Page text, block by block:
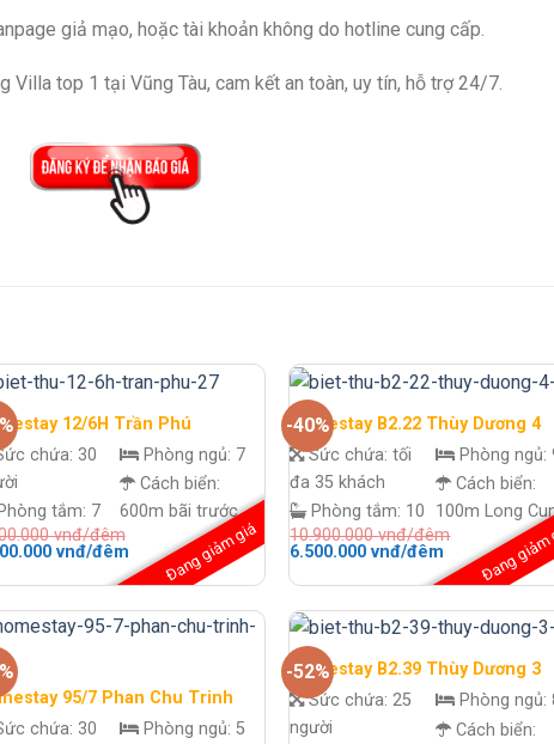
giả mạo, hoặc tài khoản không do hotline cung cấp.
top 1 tại Vũng Tàu, cam kết an toàn, uy tín, hỗ trợ 24/7.
12/6H Trần Phú
chứa: 30
Phòng tắm: 7
Phòng ngủ: 7
Cách biển:
600m bãi trước
Đang giảm giá
vnđ/đêm
vnđ/đêmGiá
hiện
tại
3.900.000 vnđ/
đêm.
-40%
Homestay B2.22 Thùy Dương 4
Sức chứa:tối
đa 35 khách
Phòng tắm: 10
Phòng ngủ:
Cách biển:
100m Long
Đang
10.900.000vnđ/đêm
Giá
là:
đêm.
6.500.000vnđ/đêm
hiện
tại
6.500.000
đêm.
95/7 Phan Chu Trinh
chứa: 30
Phòng ngủ: 5
-52%
Homestay B2.39 Thùy Dương 3
Sức chứa:25
người
Phòng ngủ:
Cách biển: